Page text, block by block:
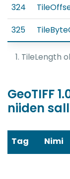
324
325
1. TileLength
GeoTIFF
niiden
Tag Nimi